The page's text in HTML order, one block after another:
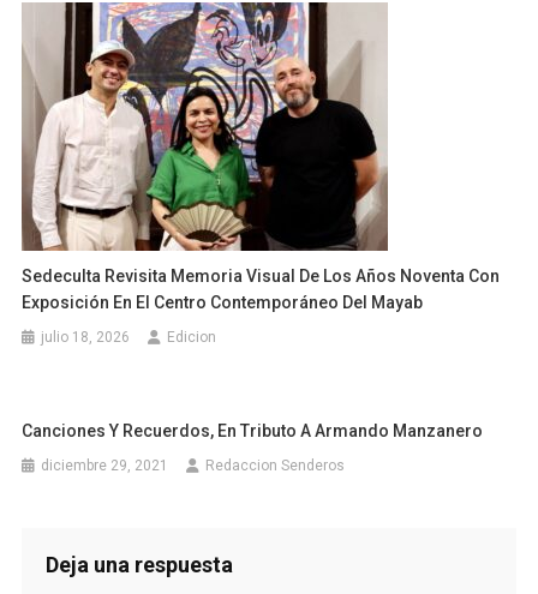
Sedeculta Revisita Memoria Visual De Los Años Noventa Con
Exposición En El Centro Contemporáneo Del Mayab
julio 18, 2026 Edicion
Canciones Y Recuerdos, En Tributo A Armando Manzanero
diciembre 29, 2021 Redaccion Senderos
Deja una respuesta